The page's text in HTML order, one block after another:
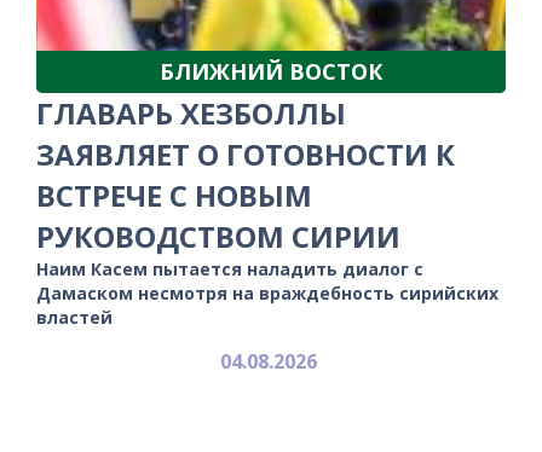
БЛИЖНИЙ ВОСТОК
ГЛАВАРЬ ХЕЗБОЛЛЫ
ЗАЯВЛЯЕТ О ГОТОВНОСТИ К
ВСТРЕЧЕ С НОВЫМ
РУКОВОДСТВОМ СИРИИ
Наим Касем пытается наладить диалог с
Дамаском несмотря на враждебность сирийских
властей
04.08.2026